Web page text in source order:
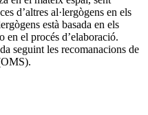
d’altres al·lergògens en els
està basada en els
en el procés d’elaboració.
seguint les recomanacions de